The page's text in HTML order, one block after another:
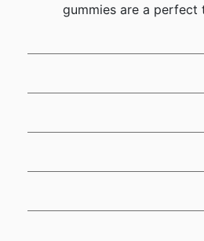
gummies are a perfect